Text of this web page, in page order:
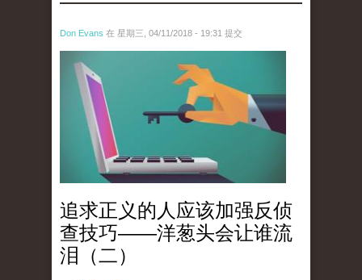
Don Evans 在 星期三, 04/11/2018 - 19:31 提交
wechatimg188.jpeg
追求正义的人应该加强反侦
查技巧——洋葱头会让谁流
泪（二）